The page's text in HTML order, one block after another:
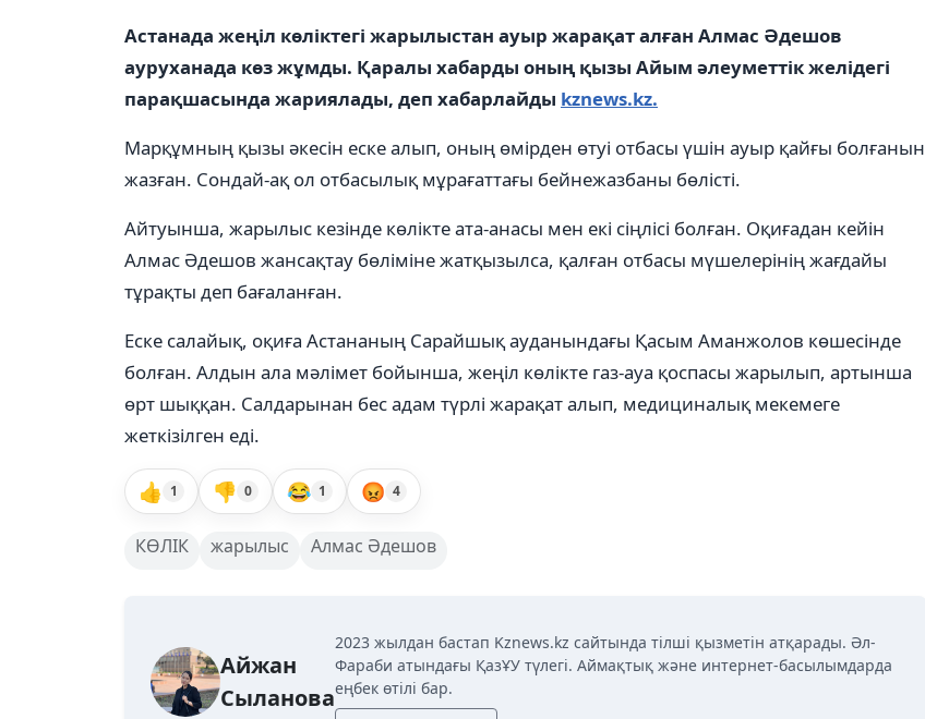
Астанада жеңіл көліктегі жарылыстан ауыр жарақат алған Алмас Әдешов
ауруханада көз жұмды. Қаралы хабарды оның қызы Айым әлеуметтік желідегі
парақшасында жариялады, деп хабарлайды kznews.kz.
Марқұмның қызы әкесін еске алып, оның өмірден өтуі отбасы үшін ауыр қайғы болғанын
жазған. Сондай-ақ ол отбасылық мұрағаттағы бейнежазбаны бөлісті.
Айтуынша, жарылыс кезінде көлікте ата-анасы мен екі сіңлісі болған. Оқиғадан кейін
Алмас Әдешов жансақтау бөліміне жатқызылса, қалған отбасы мүшелерінің жағдайы
тұрақты деп бағаланған.
Еске салайық, оқиға Астананың Сарайшық ауданындағы Қасым Аманжолов көшесінде
болған. Алдын ала мәлімет бойынша, жеңіл көлікте газ-ауа қоспасы жарылып, артынша
өрт шыққан. Салдарынан бес адам түрлі жарақат алып, медициналық мекемеге
жеткізілген еді.
👍 1 👎 0 😂 1 😡 4
КӨЛІК жарылыс Алмас Әдешов
Айжан
Сыланова
2023 жылдан бастап Kznews.kz сайтында тілші қызметін атқарады. Әл-
Фараби атындағы ҚазҰУ түлегі. Аймақтық және интернет-басылымдарда
еңбек өтілі бар.